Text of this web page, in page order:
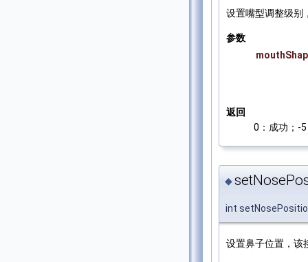
设置嘴型调整级别
参数
返回
0：成功；-
◆
int
设置鼻子位置，该